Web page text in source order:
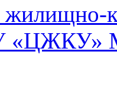
жилищно-
«ЦЖКУ»